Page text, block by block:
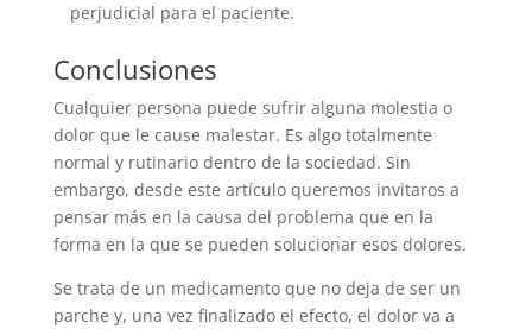
perjudicial para el paciente.
Conclusiones
Cualquier persona puede sufrir alguna molestia o
dolor que le cause malestar. Es algo totalmente
normal y rutinario dentro de la sociedad. Sin
embargo, desde este artículo queremos invitaros a
pensar más en la causa del problema que en la
forma en la que se pueden solucionar esos dolores.
Se trata de un medicamento que no deja de ser un
parche y, una vez finalizado el efecto, el dolor va a